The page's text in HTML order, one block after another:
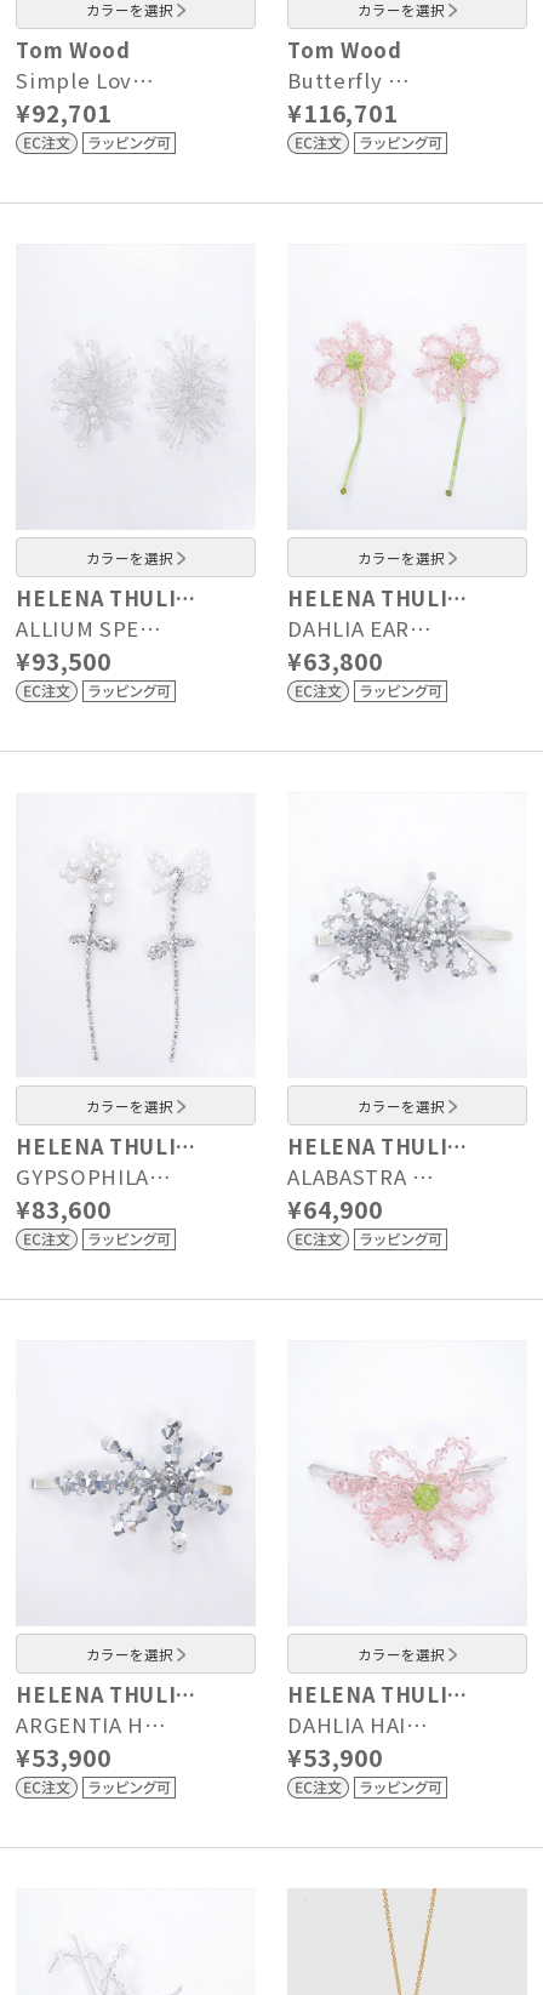
カラーを選択
Tom Wood
Simple Lov…
¥92,701
カラーを選択
Tom Wood
Butterfly …
¥116,701
カラーを選択
HELENA THULI…
ALLIUM SPE…
¥93,500
カラーを選択
HELENA THULI…
DAHLIA EAR…
¥63,800
カラーを選択
HELENA THULI…
GYPSOPHILA…
¥83,600
カラーを選択
HELENA THULI…
ALABASTRA …
¥64,900
カラーを選択
HELENA THULI…
ARGENTIA H…
¥53,900
カラーを選択
HELENA THULI…
DAHLIA HAI…
¥53,900